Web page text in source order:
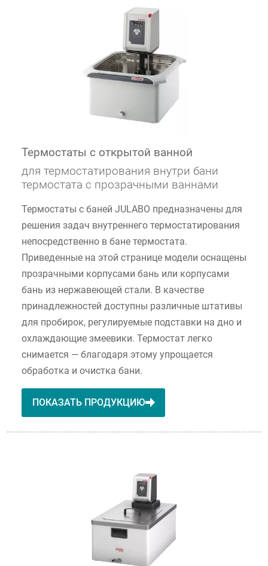
Термостаты с открытой ванной
для термостатирования внутри бани
термостата с прозрачными ваннами
Термостаты с баней JULABO предназначены для
решения задач внутреннего термостатирования
непосредственно в бане термостата.
Приведенные на этой странице модели оснащены
прозрачными корпусами бань или корпусами
бань из нержавеющей стали. В качестве
принадлежностей доступны различные штативы
для пробирок, регулируемые подставки на дно и
охлаждающие змеевики. Термостат легко
снимается — благодаря этому упрощается
обработка и очистка бани.
ПОКАЗАТЬ ПРОДУКЦИЮ